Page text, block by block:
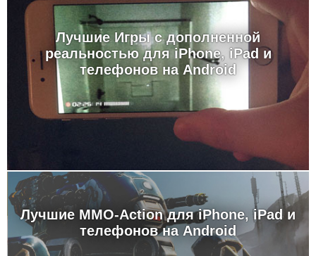
Лучшие Игры с дополненной
реальностью для iPhone, iPad и
телефонов на Android
Лучшие MMO-Action для iPhone, iPad и
телефонов на Android